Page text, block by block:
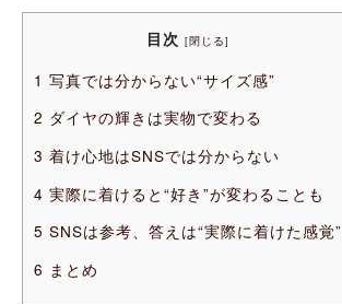
目次 [閉じる]
1 写真では分からない“サイズ感”
2 ダイヤの輝きは実物で変わる
3 着け心地はSNSでは分からない
4 実際に着けると“好き”が変わることも
5 SNSは参考、答えは“実際に着けた感覚”
6 まとめ